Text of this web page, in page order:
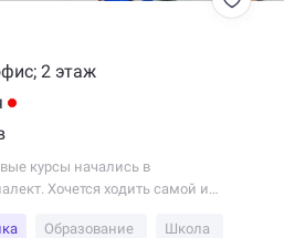
2 этаж
Хочется ходить самой и
Образование Школа